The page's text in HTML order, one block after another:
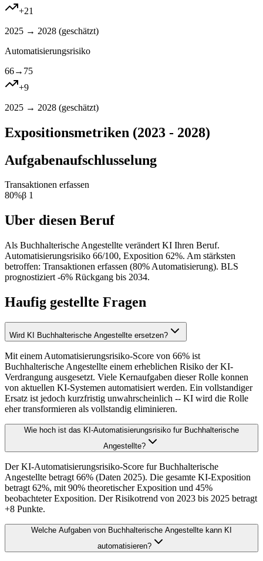
+21
2025 → 2028 (geschätzt)
Automatisierungsrisiko
66→ 75
+9
2025 → 2028 (geschätzt)
Expositionsmetriken (2023 - 2028)
Aufgabenaufschlusselung
Transaktionen erfassen
80%β 1
Uber diesen Beruf
Als Buchhalterische Angestellte verändert KI Ihren Beruf.
Automatisierungsrisiko 66/100, Exposition 62%. Am stärksten
betroffen: Transaktionen erfassen (80% Automatisierung). BLS
prognostiziert -6% Rückgang bis 2034.
Haufig gestellte Fragen
Wird KI Buchhalterische Angestellte ersetzen?
Mit einem Automatisierungsrisiko-Score von 66% ist
Buchhalterische Angestellte einem erheblichen Risiko der KI-
Verdrangung ausgesetzt. Viele Kernaufgaben dieser Rolle konnen
von aktuellen KI-Systemen automatisiert werden. Ein vollstandiger
Ersatz ist jedoch kurzfristig unwahrscheinlich -- KI wird die Rolle
eher transformieren als vollstandig eliminieren.
Wie hoch ist das KI-Automatisierungsrisiko fur Buchhalterische
Angestellte?
Der KI-Automatisierungsrisiko-Score fur Buchhalterische
Angestellte betragt 66% (Daten 2025). Die gesamte KI-Exposition
betragt 62%, mit 90% theoretischer Exposition und 45%
beobachteter Exposition. Der Risikotrend von 2023 bis 2025 betragt
+8 Punkte.
Welche Aufgaben von Buchhalterische Angestellte kann KI
automatisieren?